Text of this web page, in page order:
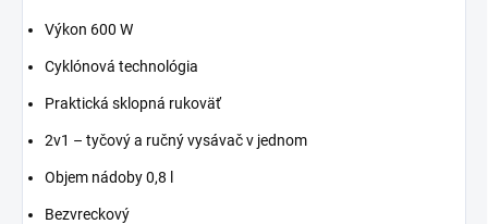
Výkon 600 W
Cyklónová technológia
Praktická sklopná rukoväť
2v1 – tyčový a ručný vysávač v jednom
Objem nádoby 0,8 l
Bezvreckový